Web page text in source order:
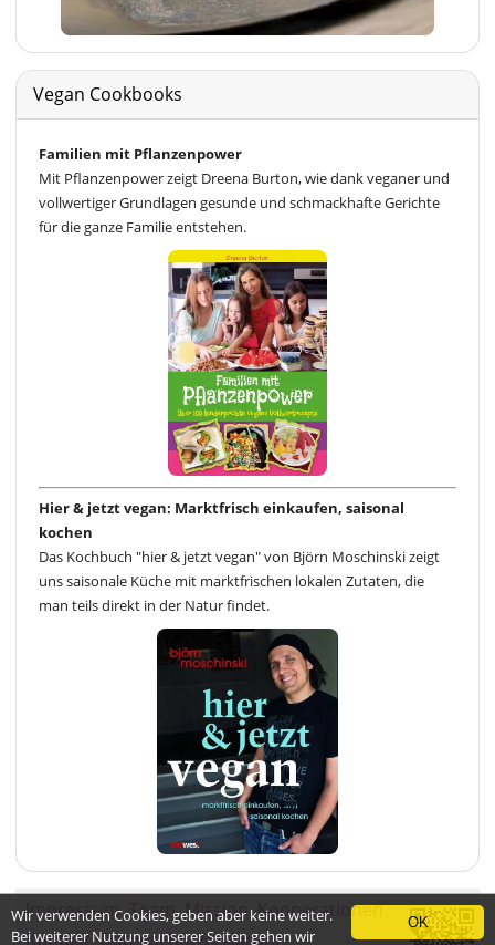
Vegan Cookbooks
Familien mit Pflanzenpower
Mit Pflanzenpower zeigt Dreena Burton, wie dank veganer und
vollwertiger Grundlagen gesunde und schmackhafte Gerichte
für die ganze Familie entstehen.
Hier & jetzt vegan: Marktfrisch einkaufen, saisonal
kochen
Das Kochbuch "hier & jetzt vegan" von Björn Moschinski zeigt
uns saisonale Küche mit marktfrischen lokalen Zutaten, die
man teils direkt in der Natur findet.
ImpressumTeamMissionKooperationen
KontaktDatenschutzerklärung
OK
Wir verwenden Cookies, geben aber keine weiter.
Bei weiterer Nutzung unserer Seiten gehen wir